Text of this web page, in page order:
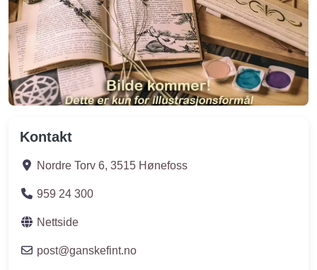
Kontakt
Nordre Torv 6, 3515 Hønefoss
959 24 300
Nettside
post@ganskefint.no